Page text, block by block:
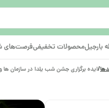
بارجیلمحصولات تخفیفیفرصت‌های
/ایده برگزاری جشن شب یلدا در سازمان ها